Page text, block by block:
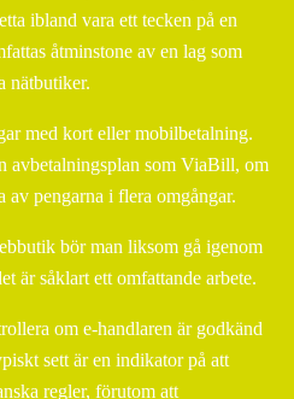
ibland vara ett tecken på en
åtminstone av en lag som
nätbutiker.
med kort eller mobilbetalning.
avbetalningsplan som ViaBill, om
av pengarna i flera omgångar.
bör man liksom gå igenom
är såklart ett omfattande arbete.
om e-handlaren är godkänd
sett är en indikator på att
regler, förutom att